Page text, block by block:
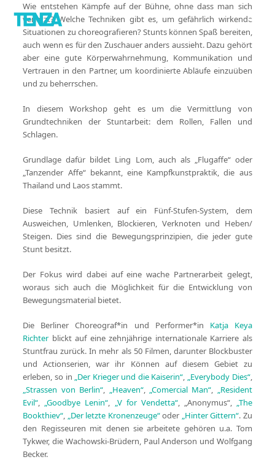
Wie entstehen Kämpfe auf der Bühne, ohne dass man sich
verletzt? Welche Techniken gibt es, um gefährlich wirkende
Situationen zu choreografieren? Stunts können Spaß bereiten,
auch wenn es für den Zuschauer anders aussieht. Dazu gehört
aber eine gute Körperwahrnehmung, Kommunikation und
Vertrauen in den Partner, um koordinierte Abläufe einzuüben
und zu beherrschen.
In diesem Workshop geht es um die Vermittlung von
Grundtechniken der Stuntarbeit: dem Rollen, Fallen und
Schlagen.
Grundlage dafür bildet Ling Lom, auch als „Flugaffe“ oder
„Tanzender Affe“ bekannt, eine Kampfkunstpraktik, die aus
Thailand und Laos stammt.
Diese Technik basiert auf ein Fünf-Stufen-System, dem
Ausweichen, Umlenken, Blockieren, Verknoten und Heben/
Steigen. Dies sind die Bewegungsprinzipien, die jeder gute
Stunt besitzt.
Der Fokus wird dabei auf eine wache Partnerarbeit gelegt,
woraus sich auch die Möglichkeit für die Entwicklung von
Bewegungsmaterial bietet.
Die Berliner Choreograf*in und Performer*in Katja Keya
Richterblickt auf eine zehnjährige internationale Karriere als
Stuntfrau zurück. In mehr als 50 Filmen, darunter Blockbuster
und Actionserien, war ihr Können auf diesem Gebiet zu
erleben, so in „Der Krieger und die Kaiserin“, „Everybody Dies“,
„Strassen von Berlin“, „Heaven“, „Comercial Man“, „Resident
Evil“, „Goodbye Lenin“, „V for Vendetta“, „Anonymus“, „The
Bookthiev“, „Der letzte Kronenzeuge“oder „Hinter Gittern“. Zu
den Regisseuren mit denen sie arbeitete gehören u.a. Tom
Tykwer, die Wachowski-Brüdern, Paul Anderson und Wolfgang
Becker.